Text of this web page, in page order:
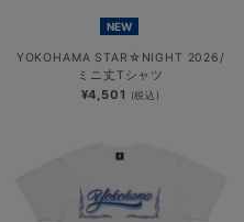
NEW
YOKOHAMA STAR☆NIGHT 2026/
ミニ丈Tシャツ
¥4,501 (税込)